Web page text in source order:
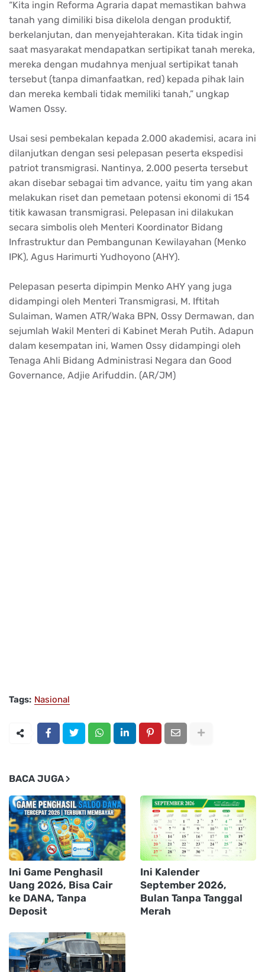
“Kita ingin Reforma Agraria dapat memastikan bahwa
tanah yang dimiliki bisa dikelola dengan produktif,
berkelanjutan, dan menyejahterakan. Kita tidak ingin
saat masyarakat mendapatkan sertipikat tanah mereka,
mereka dengan mudahnya menjual sertipikat tanah
tersebut (tanpa dimanfaatkan, red) kepada pihak lain
dan mereka kembali tidak memiliki tanah,” ungkap
Wamen Ossy.
Usai sesi pembekalan kepada 2.000 akademisi, acara ini
dilanjutkan dengan sesi pelepasan peserta ekspedisi
patriot transmigrasi. Nantinya, 2.000 peserta tersebut
akan disebar sebagai tim advance, yaitu tim yang akan
melakukan riset dan pemetaan potensi ekonomi di 154
titik kawasan transmigrasi. Pelepasan ini dilakukan
secara simbolis oleh Menteri Koordinator Bidang
Infrastruktur dan Pembangunan Kewilayahan (Menko
IPK), Agus Harimurti Yudhoyono (AHY).
Pelepasan peserta dipimpin Menko AHY yang juga
didampingi oleh Menteri Transmigrasi, M. Iftitah
Sulaiman, Wamen ATR/Waka BPN, Ossy Dermawan, dan
sejumlah Wakil Menteri di Kabinet Merah Putih. Adapun
dalam kesempatan ini, Wamen Ossy didampingi oleh
Tenaga Ahli Bidang Administrasi Negara dan Good
Governance, Adjie Arifuddin. (AR/JM)
Tags: Nasional
BACA JUGA
Ini Game Penghasil
Uang 2026, Bisa Cair
ke DANA, Tanpa
Deposit
Ini Kalender
September 2026,
Bulan Tanpa Tanggal
Merah